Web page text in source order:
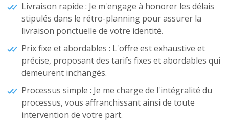
Livraison rapide : Je m'engage à honorer les délais
stipulés dans le rétro-planning pour assurer la
livraison ponctuelle de votre identité.
Prix fixe et abordables : L'offre est exhaustive et
précise, proposant des tarifs fixes et abordables qui
demeurent inchangés.
Processus simple : Je me charge de l'intégralité du
processus, vous affranchissant ainsi de toute
intervention de votre part.